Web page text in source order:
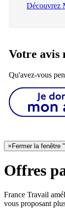
Découvrez
Votre avis
Qu'avez-vous
× Fermer la fenêtre
Offres
France Travail
vous proposant